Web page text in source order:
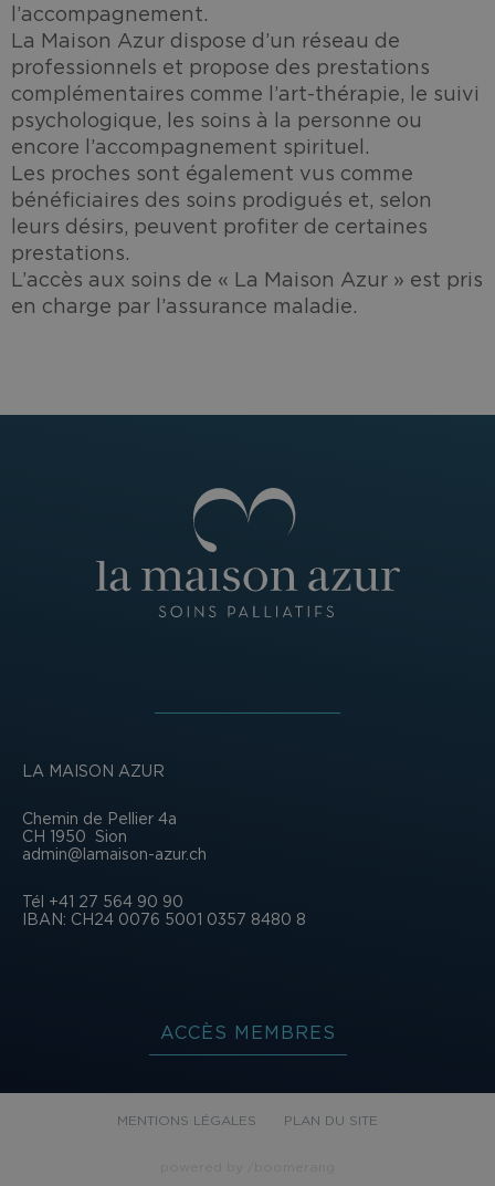
l’accompagnement.
La Maison Azur dispose d’un réseau de
professionnels et propose des prestations
complémentaires comme l’art-thérapie, le suivi
psychologique, les soins à la personne ou
encore l’accompagnement spirituel.
Les proches sont également vus comme
bénéficiaires des soins prodigués et, selon
leurs désirs, peuvent profiter de certaines
prestations.
L’accès aux soins de « La Maison Azur » est pris
en charge par l’assurance maladie.
LA MAISON AZUR
Chemin de Pellier 4a
CH 1950
Sion
admin@lamaison-azur.ch
Tél +41 27 564 90 90
IBAN: CH24 0076 5001 0357 8480 8
ACCÈS MEMBRES
MENTIONS LÉGALES PLAN DU SITE